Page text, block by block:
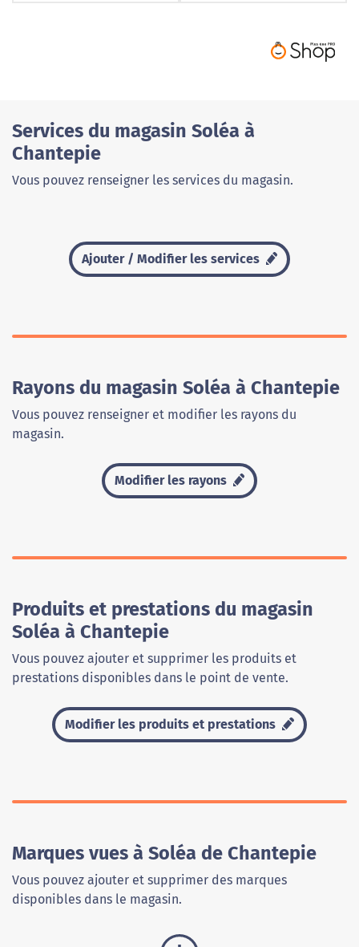
Services du magasin Soléa à
Chantepie
Vous pouvez renseigner les services du magasin.
Ajouter / Modifier les services
Rayons du magasin Soléa à Chantepie
Vous pouvez renseigner et modifier les rayons du
magasin.
Modifier les rayons
Produits et prestations du magasin
Soléa à Chantepie
Vous pouvez ajouter et supprimer les produits et
prestations disponibles dans le point de vente.
Modifier les produits et prestations
Marques vues à Soléa de Chantepie
Vous pouvez ajouter et supprimer des marques
disponibles dans le magasin.